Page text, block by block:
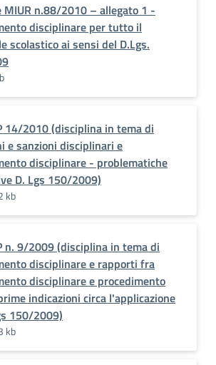
MIUR n.88/2010 – allegato 1 -
disciplinare per tutto il
scolastico ai sensi del D.Lgs.
14/2010 (disciplina in tema di
e sanzioni disciplinari e
disciplinare - problematiche
D. Lgs 150/2009)
kb
n. 9/2009 (disciplina in tema di
disciplinare e rapporti fra
disciplinare e procedimento
indicazioni circa l'applicazione
150/2009)
kb